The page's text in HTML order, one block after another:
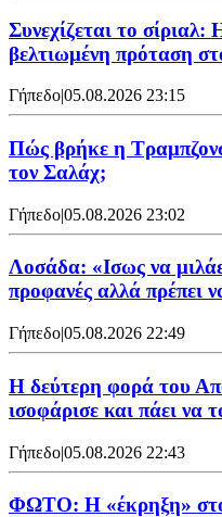
Συνεχίζεται το
βελτιωμένη πρόταση
Γήπεδο|05.08.2026 23:15
Πώς βρήκε η
τον Σαλάχ;
Γήπεδο|05.08.2026 23:02
Λοσάδα: «Ισως να
προφανές αλλά πρέπει
Γήπεδο|05.08.2026 22:49
Η δεύτερη φορά του
ισοφάρισε και πάει να
Γήπεδο|05.08.2026 22:43
ΦΩΤΟ: Η «έκρηξη» στο